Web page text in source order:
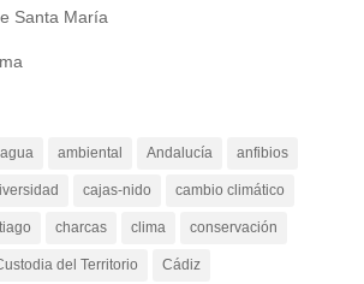
Santa María
agua ambiental Andalucía anfibios
cajas-nido cambio climático
charcas clima conservación
del Territorio Cádiz